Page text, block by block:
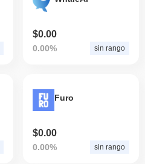
$0.00
0.00% sin rango
Furo
$0.00
0.00% sin rango